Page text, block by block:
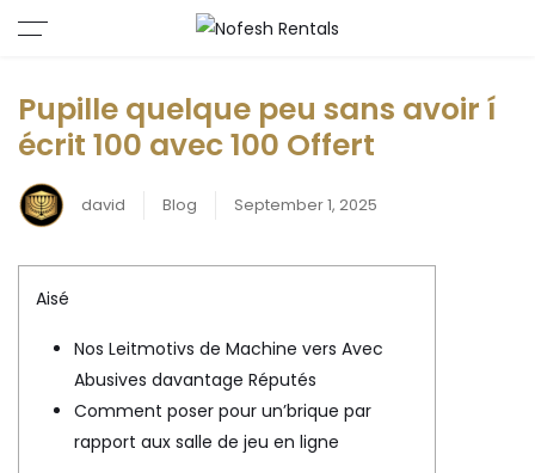
Pupille quelque peu sans avoir í
écrit 100 avec 100 Offert
david Blog September 1, 2025
Aisé
Nos Leitmotivs de Machine vers Avec
Abusives davantage Réputés
Comment poser pour un’brique par
rapport aux salle de jeu en ligne